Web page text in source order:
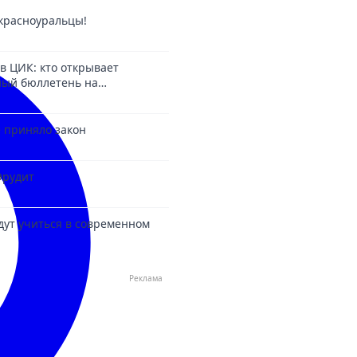
ЦИК: кто открывает
бюллетень на
приняло закон
учиться в современном
Реклама